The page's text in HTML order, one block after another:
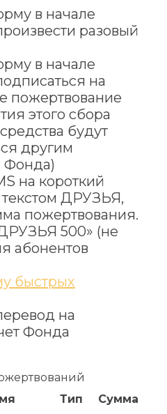
в начале
разовый
в начале
на
пожертвование
этого сбора
будут
другим
на короткий
текстом ДРУЗЬЯ,
пожертвования.
500» (не
абонентов
быстрых
на
Фонда
Тип
Сумма